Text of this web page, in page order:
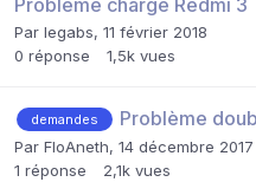
Par legabs, 11 février 2018
0 réponse 1,5k vues
demandes Problème
Par FloAneth, 14 décembre 2017
1 réponse 2,1k vues